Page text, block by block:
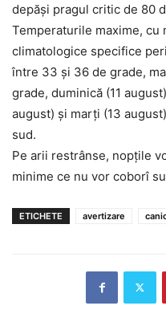
depăşi pragul critic de 80
Temperaturile maxime, cu
climatologice specifice
între 33 şi 36 de grade,
grade, duminică (11
august) şi marţi (13
sud.
Pe arii restrânse, nopţile
minime ce nu vor coborî
ETICHETE avertizare